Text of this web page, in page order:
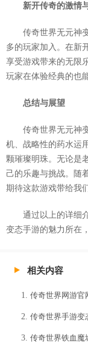
新开传奇的激情
传奇世界无元神
多的玩家加入。在新
享受游戏带来的无限
玩家在体验经典的也
总结与展望
传奇世界无元神
机、战略性的药水运
颗璀璨明珠。无论是
己的乐趣与挑战。随
期待这款游戏带给我
通过以上的详细
变态手游的魅力所在
相关内容
传奇世界网游官
传奇世界手游变
传奇世界铁血魔